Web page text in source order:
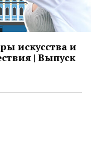
искусства и
| Выпуск